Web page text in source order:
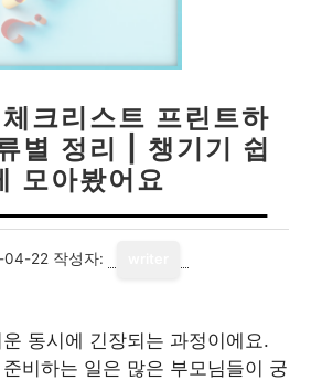
크리스트 프린트하
별 정리 | 챙기기 쉽
모아봤어요
04-22 작성자:
동시에 긴장되는 과정이에요.
비하는 일은 많은 부모님들이 궁